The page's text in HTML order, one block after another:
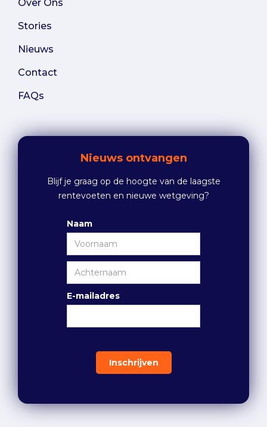
Over Ons
Stories
Nieuws
Contact
FAQs
Nieuws ontvangen
Blijf je graag op de hoogte van de laagste
rentevoeten en nieuwe wetgeving?
Naam
E-mailadres